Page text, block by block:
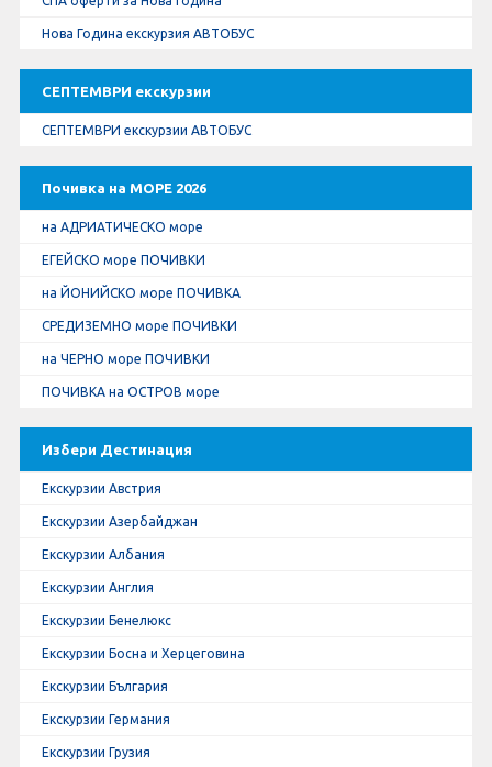
Лични данни
Общи условия
КОНТАКТИ
Нова Година екскурзия АВТОБУС
СЕПТЕМВРИ екскурзии
СЕПТЕМВРИ екскурзии АВТОБУС
Почивка на МОРЕ 2026
на АДРИАТИЧЕСКО море
ЕГЕЙСКО море ПОЧИВКИ
на ЙОНИЙСКО море ПОЧИВКА
СРЕДИЗЕМНО море ПОЧИВКИ
на ЧЕРНО море ПОЧИВКИ
ПОЧИВКА на ОСТРОВ море
Избери Дестинация
Екскурзии Австрия
Екскурзии Азербайджан
Екскурзии Албания
Екскурзии Англия
Екскурзии Бенелюкс
Екскурзии Босна и Херцеговина
Екскурзии България
Екскурзии Германия
Екскурзии Грузия